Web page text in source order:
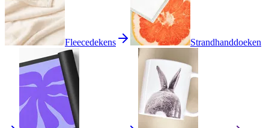
Fleecedekens Strandhanddoeken